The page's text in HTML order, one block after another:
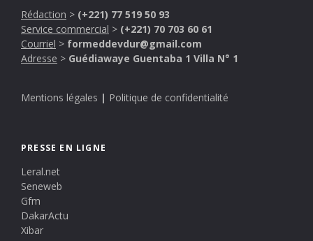
Rédaction > (+221) 77 519 50 93
Service commercial > (+221) 70 703 60 61
Courriel > formeddevdur@gmail.com
Adresse > Guédiawaye Guentaba 1 Villa N° 1
Mentions légales | Politique de confidentialité
PRESSE EN LIGNE
Leral.net
Seneweb
Gfm
DakarActu
Xibar